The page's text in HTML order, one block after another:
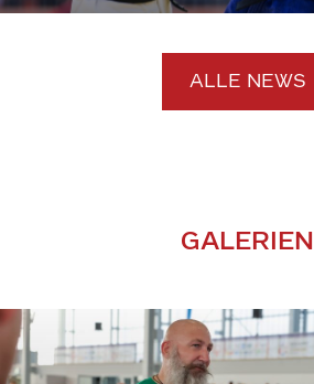
ALLE NEWS
GALERIEN